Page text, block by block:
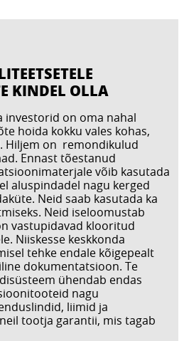
KINDEL OLLA
investorid on oma nahal
hoida kokku vales kohas,
Hiljem on remondikulud
Ennast tõestanud
võib kasutada
aluspindadel nagu kerged
Neid saab kasutada ka
Neid iseloomustab
vastupidavad klooritud
Niiskesse keskkonda
tehke endale kõigepealt
dokumentatsioon. Te
ühendab endas
nagu
liimid ja
tootja garantii, mis tagab